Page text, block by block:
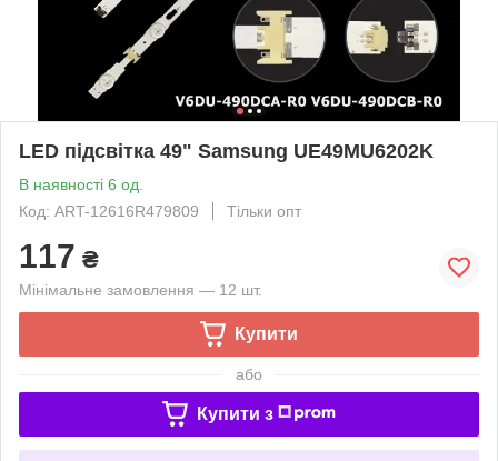
LED підсвітка 49" Samsung UE49MU6202K
В наявності 6 од.
Код: ART-12616R479809
Тільки опт
117 ₴
Мінімальне замовлення — 12 шт.
Купити
або
Купити з